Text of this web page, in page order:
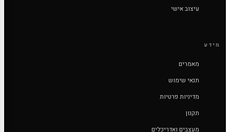
עיצוב אישי
מידע
מאמרים
תנאי שימוש
מדיניות פרטיות
תקנון
מעצבים ואדריכלים